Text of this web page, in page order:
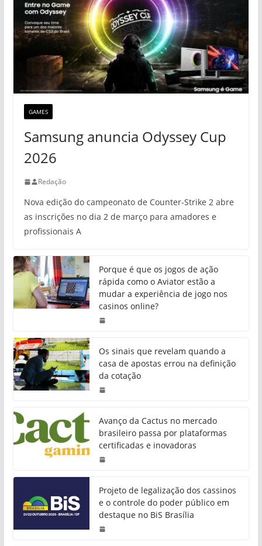
GAMES
Samsung anuncia Odyssey Cup
2026
Redação
Nova edição do campeonato de Counter-Strike 2 abre
as inscrições no dia 2 de março para amadores e
profissionais A
Porque é que os jogos de ação
rápida como o Aviator estão a
mudar a experiência de jogo nos
casinos online?
Os sinais que revelam quando a
casa de apostas errou na definição
da cotação
Avanço da Cactus no mercado
brasileiro passa por plataformas
certificadas e inovadoras
Projeto de legalização dos cassinos
e o controle do poder público em
destaque no BiS Brasília